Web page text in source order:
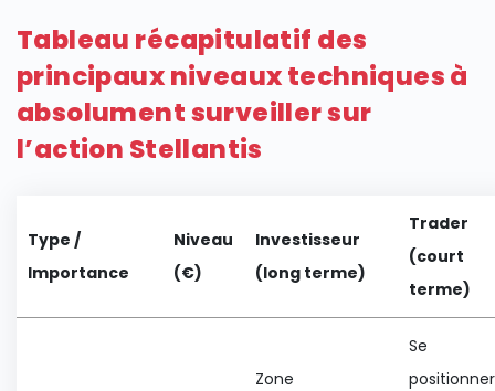
Tableau récapitulatif des
principaux niveaux techniques à
absolument surveiller sur
l’action Stellantis
Type /
Importance
Niveau
(€)
Investisseur
(long terme)
Trader
(court
terme)
Zone
Se
positionner